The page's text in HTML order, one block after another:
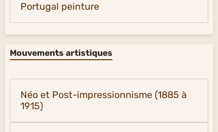
Portugal peinture
Mouvements artistiques
Néo et Post-impressionnisme (1885 à
1915)